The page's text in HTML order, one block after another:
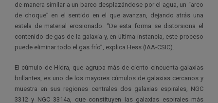
de manera similar a un barco desplazándose por el agua, un “arco
de choque” en el sentido en el que avanzan, dejando atrás una
estela de material erosionado. “De esta forma se distorsiona el
contenido de gas de la galaxia y, en última instancia, este proceso
puede eliminar todo el gas frío”, explica Hess (IAA-CSIC).
El cúmulo de Hidra, que agrupa más de ciento cincuenta galaxias
brillantes, es uno de los mayores cúmulos de galaxias cercanos y
muestra en sus regiones centrales dos galaxias espirales, NGC
3312 y NGC 3314a, que constituyen las galaxias espirales más